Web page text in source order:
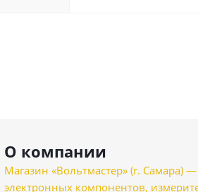
О компании
Магазин «Вольтмастер» (г. Самара)
электронных компонентов,